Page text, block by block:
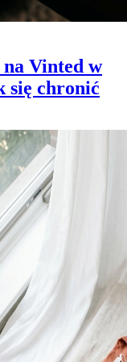
na Vinted w
się chronić